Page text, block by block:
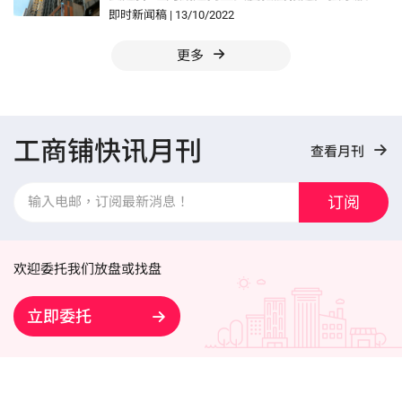
意向价约1,138万元
即时新闻稿 | 13/10/2022
更多
工商铺快讯月刊 查看月刊
订阅
欢迎委托我们放盘或找盘
立即委托